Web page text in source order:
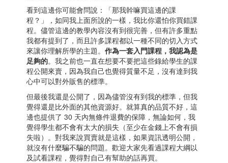
看到這邊你可能會問說：「那我幹嘛買這邊的課
程？」，如同我上面所說的一樣，我比你還怕你買錯課
程。儘管這邊的教學內容沒有到很完善，但有許多重點
我都有提到了，而且許多課程都以一種不同的切入方式
來讓你理解所學的主題。作為一套入門課程，我認為是
足夠的。我之前也一直在想要不要把這些錄給學生的課
程公開來賣，因為我自己也覺得質量不足，沒有達到我
心中可以對外販售的標準。
但最後我還是公開了，因為儘管沒有到我的標準，但我
覺得還是比外面的其他資源好。就算真的品質不好，這
邊也提供了 30 天內無條件退費的保障，無論如何，我
覺得學生都不會有太大的損失（至少在金錢上不會有損
失啦）。對我來說買賣就是這樣，如果資訊透明公開，
就沒有什麼騙不騙的問題。歡迎大家先看過課程大綱以
及試看課程，覺得對自己有幫助的話再買。